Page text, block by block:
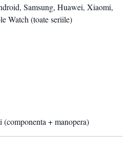
Samsung, Huawei, Xiaomi,
Watch (toate seriile)
+ manopera)